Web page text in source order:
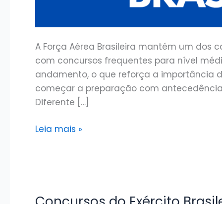
A Força Aérea Brasileira mantém um dos
com concursos frequentes para nível
andamento, o que reforça a importância
começar a preparação com
Diferente […]
Concursos
Aérea
(FAB)
Leia mais »